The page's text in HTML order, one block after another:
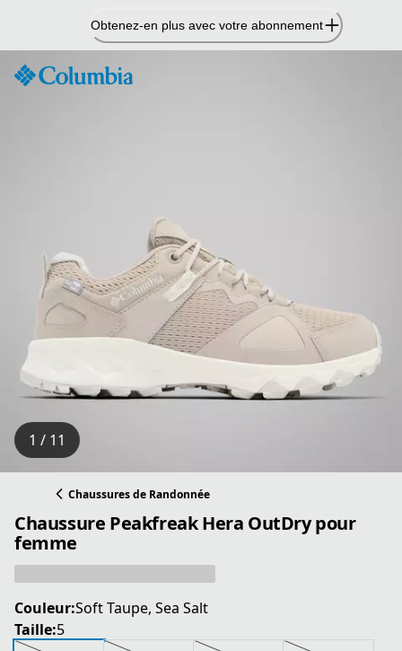
contenu
Obtenez-en plus avec votre abonnement
1 / 11
Chaussures de Randonnée
Chaussure Peakfreak Hera OutDry pour
femme
Couleur:Soft Taupe, Sea Salt
Taille:5